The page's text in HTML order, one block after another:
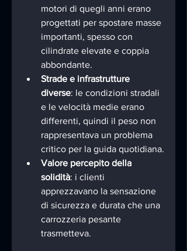
motori di quegli anni erano
progettati per spostare masse
importanti, spesso con
cilindrate elevate e coppia
abbondante.
Strade e infrastrutture
diverse: le condizioni stradali
e le velocità medie erano
differenti, quindi il peso non
rappresentava un problema
critico per la guida quotidiana.
Valore percepito della
solidità: i clienti
apprezzavano la sensazione
di sicurezza e durata che una
carrozzeria pesante
trasmetteva.